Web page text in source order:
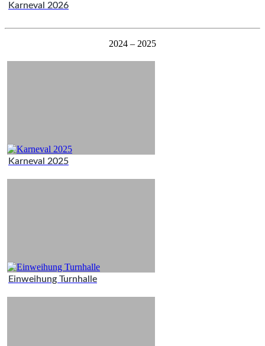
Karneval 2026
2024 – 2025
Karneval 2025
Einweihung Turnhalle